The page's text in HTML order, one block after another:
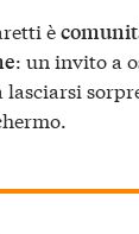
è
: un invito a
lasciarsi